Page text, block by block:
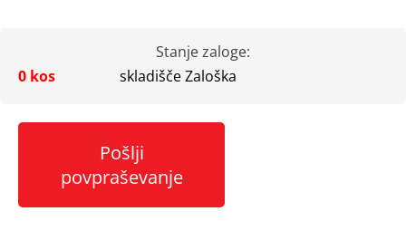
Stanje zaloge:
0 kos
skladišče Zaloška
Pošlji
povpraševanje